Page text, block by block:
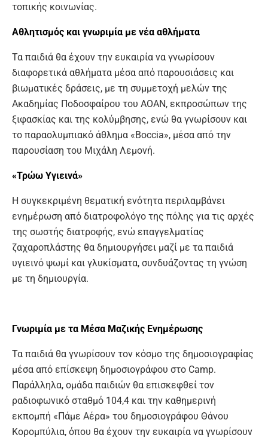
τοπικής κοινωνίας.
Αθλητισμός και γνωριμία με νέα αθλήματα
Τα παιδιά θα έχουν την ευκαιρία να γνωρίσουν
διαφορετικά αθλήματα μέσα από παρουσιάσεις και
βιωματικές δράσεις, με τη συμμετοχή μελών της
Ακαδημίας Ποδοσφαίρου του ΑΟΑΝ, εκπροσώπων της
ξιφασκίας και της κολύμβησης, ενώ θα γνωρίσουν και
το παραολυμπιακό άθλημα «Boccia», μέσα από την
παρουσίαση του Μιχάλη Λεμονή.
«Τρώω Υγιεινά»
Η συγκεκριμένη θεματική ενότητα περιλαμβάνει
ενημέρωση από διατροφολόγο της πόλης για τις αρχές
της σωστής διατροφής, ενώ επαγγελματίας
ζαχαροπλάστης θα δημιουργήσει μαζί με τα παιδιά
υγιεινό ψωμί και γλυκίσματα, συνδυάζοντας τη γνώση
με τη δημιουργία.
Γνωριμία με τα Μέσα Μαζικής Ενημέρωσης
Τα παιδιά θα γνωρίσουν τον κόσμο της δημοσιογραφίας
μέσα από επίσκεψη δημοσιογράφου στο Camp.
Παράλληλα, ομάδα παιδιών θα επισκεφθεί τον
ραδιοφωνικό σταθμό 104,4 και την καθημερινή
εκπομπή «Πάμε Αέρα» του δημοσιογράφου Θάνου
Κορομπύλια, όπου θα έχουν την ευκαιρία να γνωρίσουν